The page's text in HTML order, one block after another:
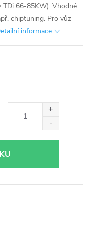
TDi 66-85KW). Vhodné
chiptuning. Pro vůz
informace